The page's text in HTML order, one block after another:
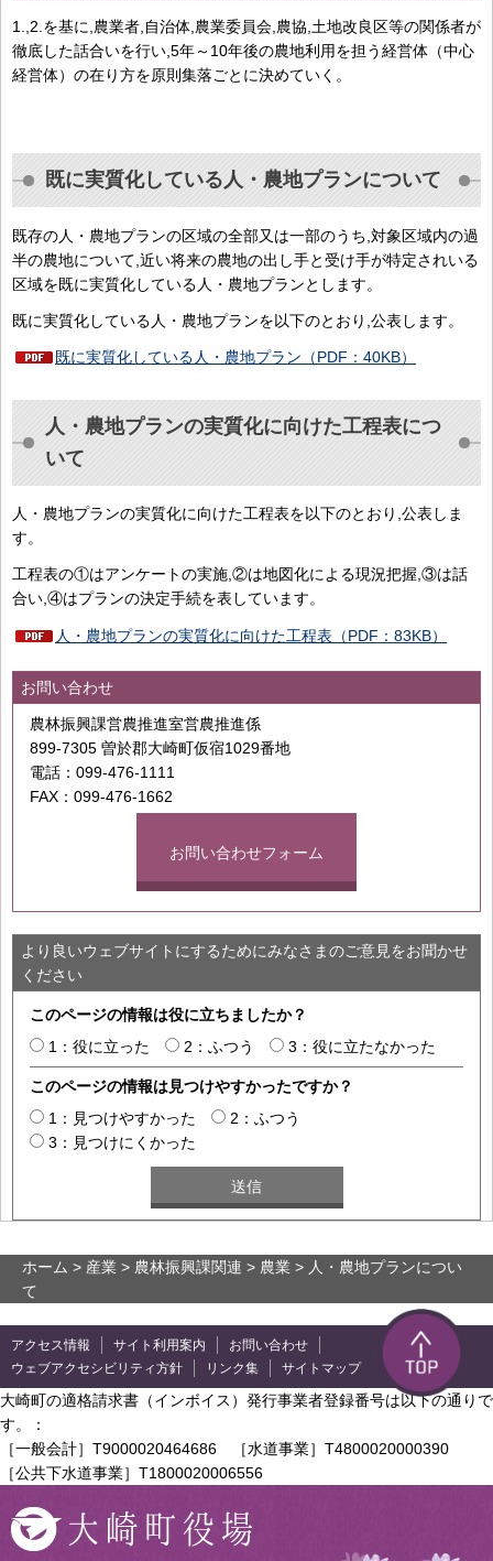
1.,2.を基に,農業者,自治体,農業委員会,農協,土地改良区等の関係者が
徹底した話合いを行い,5年～10年後の農地利用を担う経営体（中心
経営体）の在り方を原則集落ごとに決めていく。
既に実質化している人・農地プランについて
既存の人・農地プランの区域の全部又は一部のうち,対象区域内の過
半の農地について,近い将来の農地の出し手と受け手が特定されいる
区域を既に実質化している人・農地プランとします。
既に実質化している人・農地プランを以下のとおり,公表します。
既に実質化している人・農地プラン（PDF：40KB）
人・農地プランの実質化に向けた工程表につ
いて
人・農地プランの実質化に向けた工程表を以下のとおり,公表しま
す。
工程表の①はアンケートの実施,②は地図化による現況把握,③は話
合い,④はプランの決定手続を表しています。
人・農地プランの実質化に向けた工程表（PDF：83KB）
お問い合わせ
農林振興課営農推進室営農推進係
899-7305 曽於郡大崎町仮宿1029番地
電話：099-476-1111
FAX：099-476-1662
お問い合わせフォーム
より良いウェブサイトにするためにみなさまのご意見をお聞かせ
ください
このページの情報は役に立ちましたか？
1：役に立った
2：ふつう 3：役に立たなかった
このページの情報は見つけやすかったですか？
1：見つけやすかった
2：ふつう
3：見つけにくかった
ホーム > 産業 > 農林振興課関連 > 農業 > 人・農地プランについ
て
アクセス情報 サイト利用案内
お問い合わせ
ウェブアクセシビリティ方針
リンク集 サイトマップ
大崎町の適格請求書（インボイス）発行事業者登録番号は以下の通りで
す。：
［一般会計］T9000020464686 ［水道事業］T4800020000390
［公共下水道事業］T1800020006556